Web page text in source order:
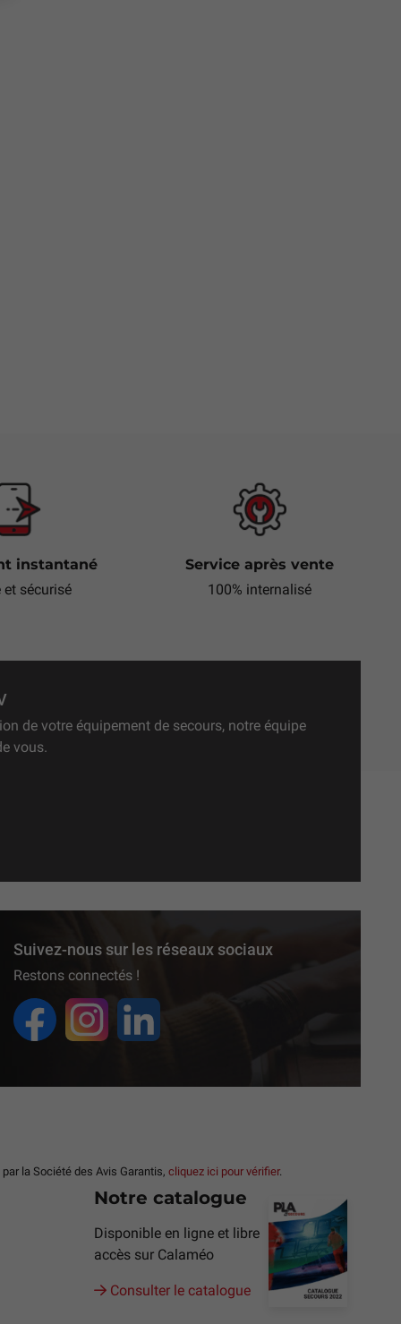
instantané
sécurisé
Service après vente
100% internalisé
Suivez-nous sur les réseaux sociaux
Restons connectés !
de votre équipement de secours, notre équipe
vous.
la Société des Avis Garantis, cliquez ici pour vérifier.
Notre catalogue
Disponible en ligne et libre
accès sur Calaméo
Consulter le catalogue